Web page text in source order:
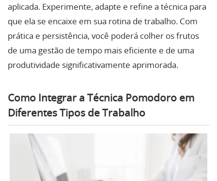
aplicada. Experimente, adapte e refine a técnica para
que ela se encaixe em sua rotina de trabalho. Com
prática e persistência, você poderá colher os frutos
de uma gestão de tempo mais eficiente e de uma
produtividade significativamente aprimorada.
Como Integrar a Técnica Pomodoro em
Diferentes Tipos de Trabalho